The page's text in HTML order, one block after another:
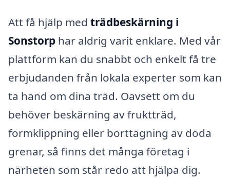
Att få hjälp med trädbeskärning i
Sonstorp har aldrig varit enklare. Med vår
plattform kan du snabbt och enkelt få tre
erbjudanden från lokala experter som kan
ta hand om dina träd. Oavsett om du
behöver beskärning av fruktträd,
formklippning eller borttagning av döda
grenar, så finns det många företag i
närheten som står redo att hjälpa dig.